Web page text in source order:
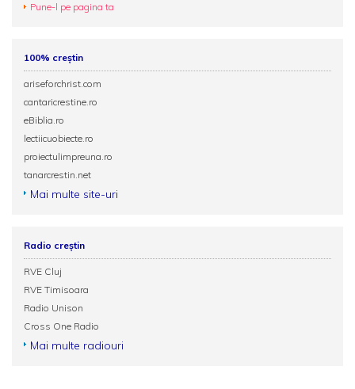
Pune-l pe pagina ta
100% creștin
ariseforchrist.com
cantaricrestine.ro
eBiblia.ro
lectiicuobiecte.ro
proiectulimpreuna.ro
tanarcrestin.net
Mai multe site-uri
Radio creștin
RVE Cluj
RVE Timisoara
Radio Unison
Cross One Radio
Mai multe radiouri